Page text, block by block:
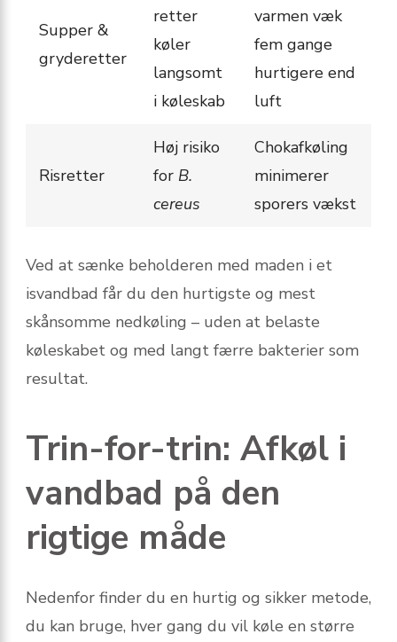
Supper &
gryderetter
retter
køler
langsomt
i køleskab
varmen væk
fem gange
hurtigere end
luft
Risretter
Høj risiko
for B.
cereus
Chokafkøling
minimerer
sporers vækst
Ved at sænke beholderen med maden i et
isvandbad får du den hurtigste og mest
skånsomme nedkøling – uden at belast​e
køleskabet og med langt færre bakterier som
resultat.
Trin-for-trin: Afkøl i
vandbad på den
rigtige måde
Nedenfor finder du en hurtig og sikker metode,
du kan bruge, hver gang du vil køle en større